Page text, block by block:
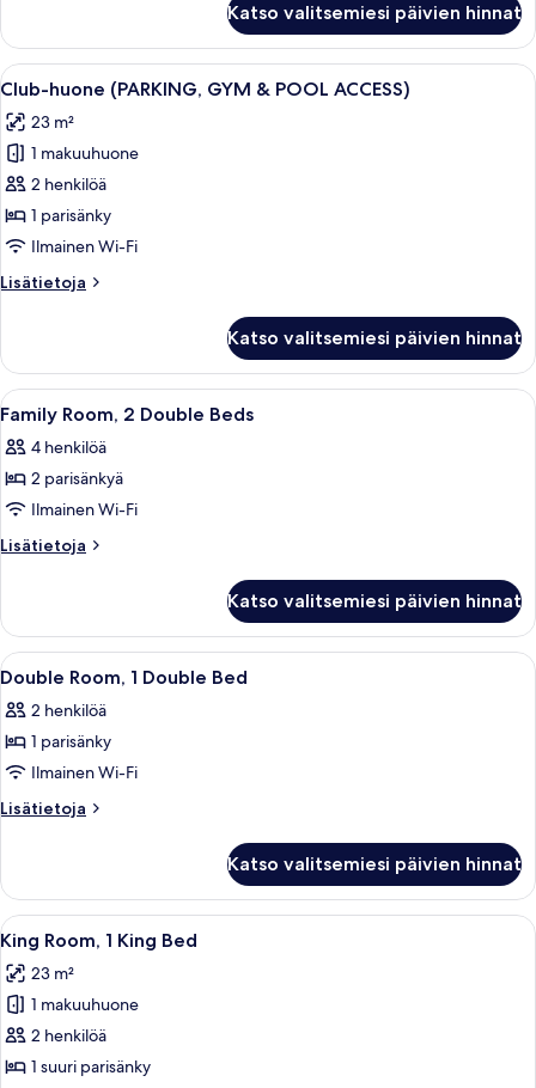
sänkyä
kuvat
huone
(kaksi
sänkyä),
yhden
hengen
sänkyä
Katso valitsemiesi päivien hinnat
Avaa
kaikki
huonetyypin
Club-
huone
(PARKING,
GYM
POOL
Hotellihuone, jossa on sänky,
9
Club-huone (PARKING, GYM & POOL ACCESS)
23 m²
1 makuuhuone
2 henkilöä
1 parisänky
Ilmainen Wi-Fi
Lisätietoja
Lisätietoja
(PARKING,
GYM
&
ACCESS)
Katso valitsemiesi päivien hinnat
Avaa
kaikki
huonetyypin
Family
Room,
2
kuvat
Hotellihuone, jossa on suuri sänky,
5
Family Room, 2 Double Beds
4 henkilöä
2 parisänkyä
Ilmainen Wi-Fi
Lisätietoja
Lisätietoja
2
Double
Beds
Katso valitsemiesi päivien hinnat
Avaa
kaikki
huonetyypin
Double
Room,
1
kuvat
Hotellihuone, jossa on suuri sänky,
9
Double Room, 1 Double Bed
2 henkilöä
1 parisänky
Ilmainen Wi-Fi
Lisätietoja
Lisätietoja
1
Double
Bed
Katso valitsemiesi päivien hinnat
Avaa
kaikki
huonetyypin
King
Room,
1
Hotellihuone, jossa on suuri sänky,
8
King Room, 1 King Bed
23 m²
1 makuuhuone
2 henkilöä
1 suuri parisänky